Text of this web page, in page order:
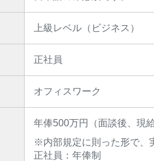
上級レベル（ビジネス）
正社員
オフィスワーク
年俸500万円（面談後、現
※内部規定に則った形で、
正社員：年俸制